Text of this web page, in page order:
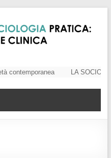
LA SOCIOLOGIA